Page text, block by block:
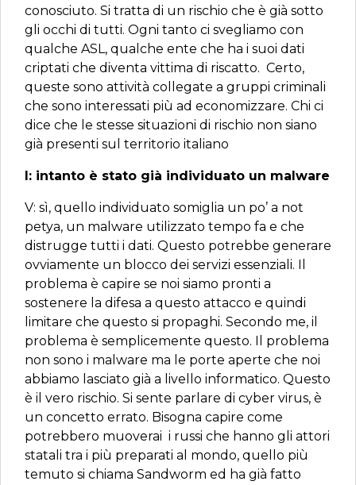
conosciuto. Si tratta di un rischio che è già sotto
gli occhi di tutti. Ogni tanto ci svegliamo con
qualche ASL, qualche ente che ha i suoi dati
criptati che diventa vittima di riscatto. Certo,
queste sono attività collegate a gruppi criminali
che sono interessati più ad economizzare. Chi ci
dice che le stesse situazioni di rischio non siano
già presenti sul territorio italiano
I: intanto è stato già individuato un malware
V: sì, quello individuato somiglia un po’ a not
petya, un malware utilizzato tempo fa e che
distrugge tutti i dati. Questo potrebbe generare
ovviamente un blocco dei servizi essenziali. Il
problema è capire se noi siamo pronti a
sostenere la difesa a questo attacco e quindi
limitare che questo si propaghi. Secondo me, il
problema è semplicemente questo. Il problema
non sono i malware ma le porte aperte che noi
abbiamo lasciato già a livello informatico. Questo
è il vero rischio. Si sente parlare di cyber virus, è
un concetto errato. Bisogna capire come
potrebbero muoverai i russi che hanno gli attori
statali tra i più preparati al mondo, quello più
temuto si chiama Sandworm ed ha già fatto